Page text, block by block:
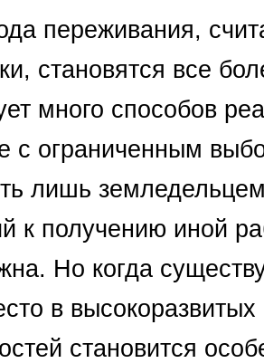
переживания,
становятся все
много способов
с огра­ниченным
лишь
к получению иной
Но когда
в высокоразвитых
становится